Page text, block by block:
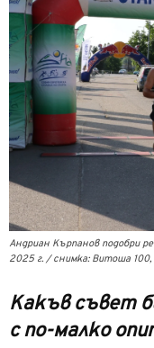
Андриан Кърпанов подобри
2025 г. / снимка: Витоша
Какъв съвет
с по-малко